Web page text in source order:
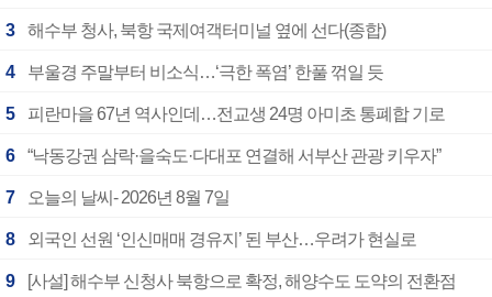
3 해수부 청사, 북항 국제여객터미널 옆에 선다(종합)
4 부울경 주말부터 비소식…‘극한 폭염’ 한풀 꺾일 듯
5 피란마을 67년 역사인데…전교생 24명 아미초 통폐합 기로
6 “낙동강권 삼락·을숙도·다대포 연결해 서부산 관광 키우자”
7 오늘의 날씨- 2026년 8월 7일
8 외국인 선원 ‘인신매매 경유지’ 된 부산…우려가 현실로
9 [사설] 해수부 신청사 북항으로 확정, 해양수도 도약의 전환점